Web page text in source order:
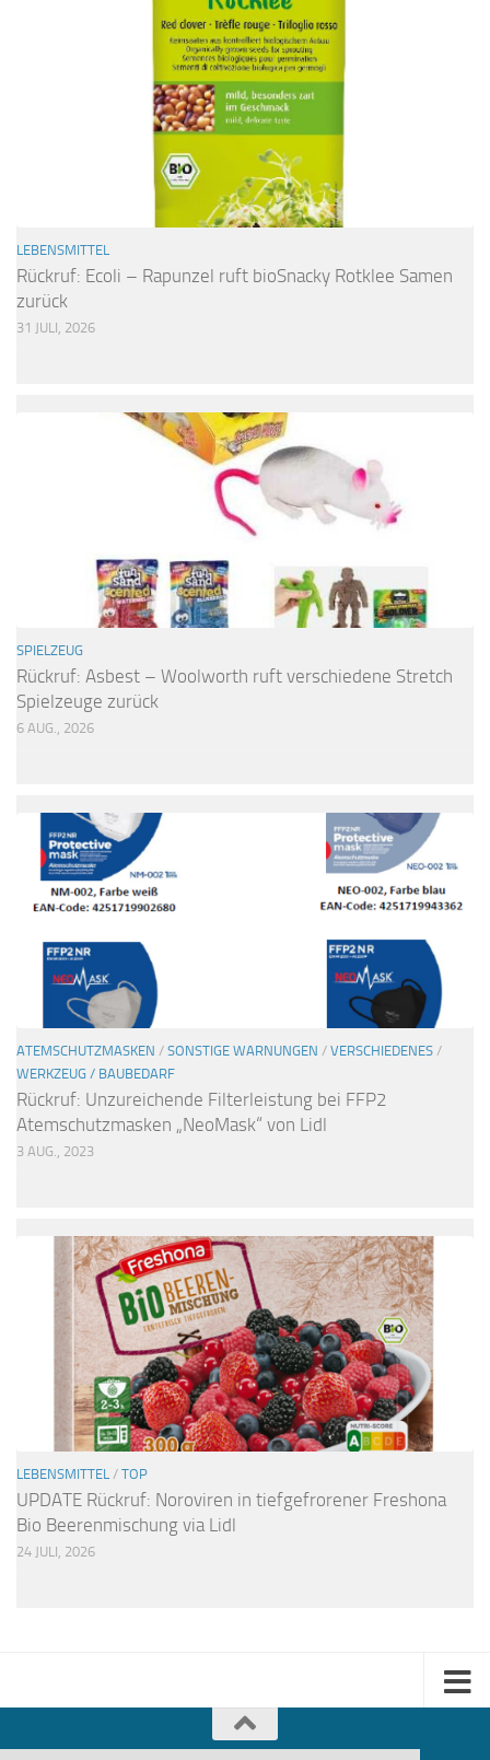
LEBENSMITTEL
Rückruf: Ecoli – Rapunzel ruft bioSnacky Rotklee Samen
zurück
31 JULI, 2026
SPIELZEUG
Rückruf: Asbest – Woolworth ruft verschiedene Stretch
Spielzeuge zurück
6 AUG., 2026
ATEMSCHUTZMASKEN / SONSTIGE WARNUNGEN / VERSCHIEDENES /
WERKZEUG / BAUBEDARF
Rückruf: Unzureichende Filterleistung bei FFP2
Atemschutzmasken „NeoMask“ von Lidl
3 AUG., 2023
LEBENSMITTEL / TOP
UPDATE Rückruf: Noroviren in tiefgefrorener Freshona
Bio Beerenmischung via Lidl
24 JULI, 2026